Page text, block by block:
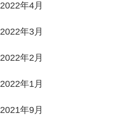
2022年4月
2022年3月
2022年2月
2022年1月
2021年9月